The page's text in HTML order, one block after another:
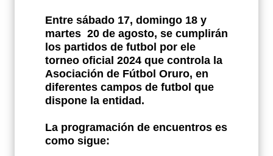
Entre sábado 17, domingo 18 y
martes 20 de agosto, se cumplirán
los partidos de futbol por ele
torneo oficial 2024 que controla la
Asociación de Fútbol Oruro, en
diferentes campos de futbol que
dispone la entidad.
La programación de encuentros es
como sigue: